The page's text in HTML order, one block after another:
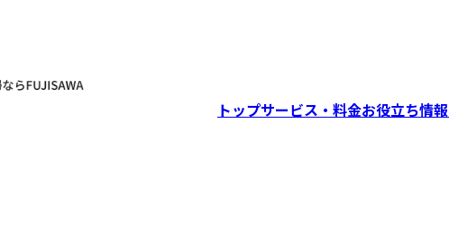
トップサービス・料金お役立ち情報